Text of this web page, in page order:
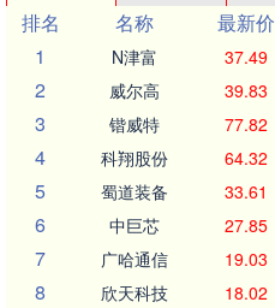
排名
名称 最新价
1
N津富 37.49
2 威尔高 39.83
3 锴威特 77.82
4 科翔股份 64.32
5 蜀道装备 33.61
6 中巨芯 27.85
7 广哈通信 19.03
8 欣天科技 18.02